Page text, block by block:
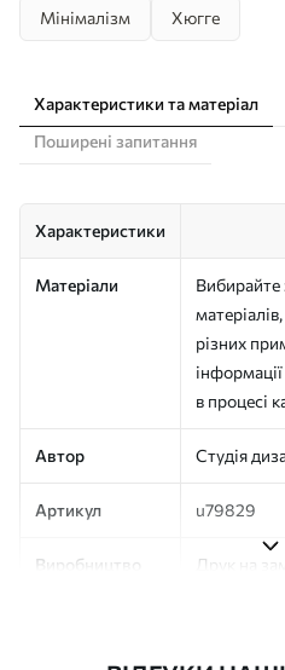
Мінімалізм Хюгге
Характеристики та матеріал
Поширені запитання
Характеристики
Матеріали
Вибирайте
різних
в процесі
Автор Студія
Артикул u79829
Виробництво
Друк на